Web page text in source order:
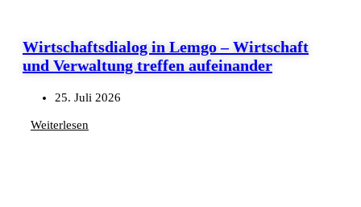
Wirtschaftsdialog in Lemgo – Wirtschaft
und Verwaltung treffen aufeinander
25. Juli 2026
Weiterlesen